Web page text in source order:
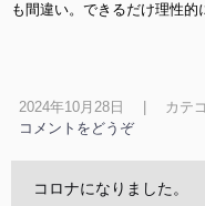
も間違い。できるだけ理性的
2024年10月28日 カテ
コメントをどうぞ
コロナになりました。